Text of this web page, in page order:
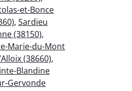
et-Bonce
, Sardieu
(38150),
Marie-du-Mont
(38660),
Blandine
Gervonde